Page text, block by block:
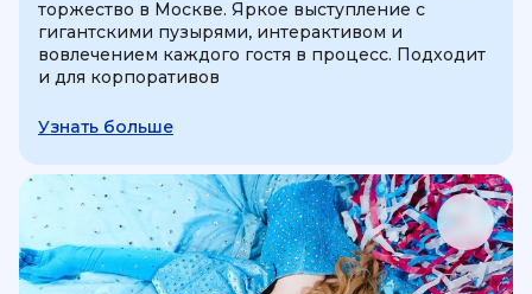
торжество в Москве. Яркое выступление с
гигантскими пузырями, интерактивом и
вовлечением каждого гостя в процесс. Подходит
и для корпоративов
Узнать больше